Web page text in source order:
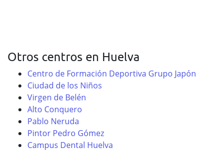
Otros centros en Huelva
Centro de Formación Deportiva Grupo Japón
Ciudad de los Niños
Virgen de Belén
Alto Conquero
Pablo Neruda
Pintor Pedro Gómez
Campus Dental Huelva